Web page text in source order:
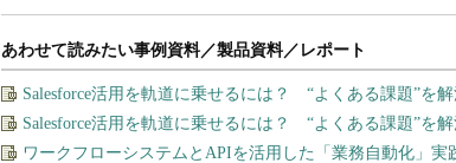
あわせて読みたい事例資料／製品資料／レポート
Salesforce活用を軌道に乗せるには？ “よくある課題”を
Salesforce活用を軌道に乗せるには？ “よくある課題”を
ワークフローシステムとAPIを活用した「業務自動化」実